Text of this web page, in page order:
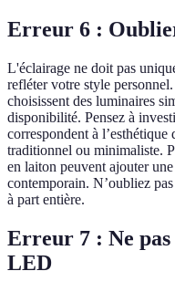
Erreur 6 :
L'éclairage ne doit pas
refléter votre style
choisissent des luminaires
disponibilité. Pensez à
correspondent à
traditionnel ou minimaliste.
en laiton peuvent ajouter
contemporain. N’oubliez
à part entière.
Erreur 7 : Ne
LED